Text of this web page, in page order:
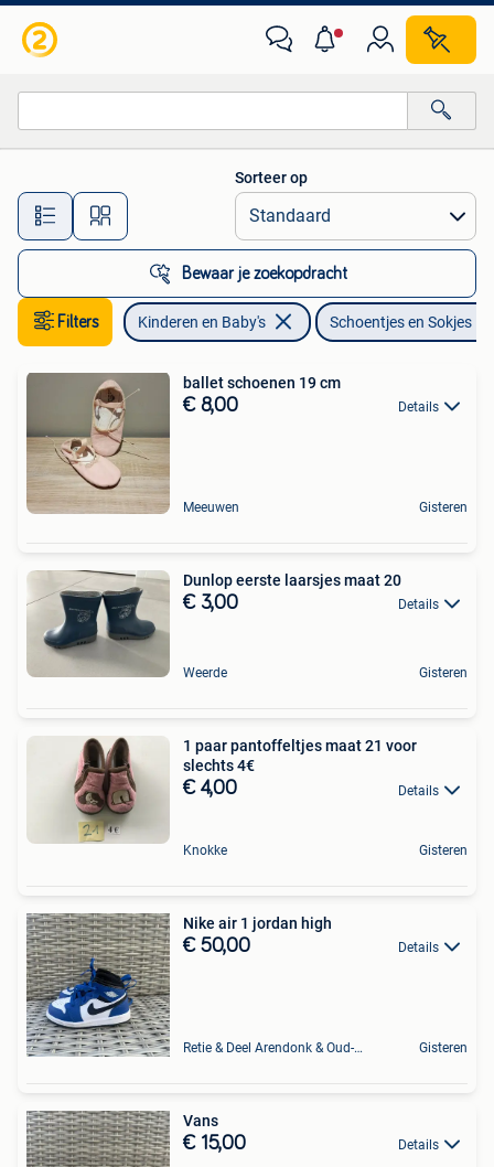
Alle afstanden…
Sorteer op
Bewaar je zoekopdracht
Filters Kinderen en Baby's Schoentjes en Sokjes
ballet schoenen 19 cm
€ 8,00 Details
Meeuwen Gisteren
Dunlop eerste laarsjes maat 20
€ 3,00 Details
Weerde Gisteren
1 paar pantoffeltjes maat 21 voor
slechts 4€
€ 4,00 Details
Knokke Gisteren
Nike air 1 jordan high
€ 50,00 Details
Retie & Deel Arendonk & Oud-Turnhout Gisteren
Vans
€ 15,00 Details